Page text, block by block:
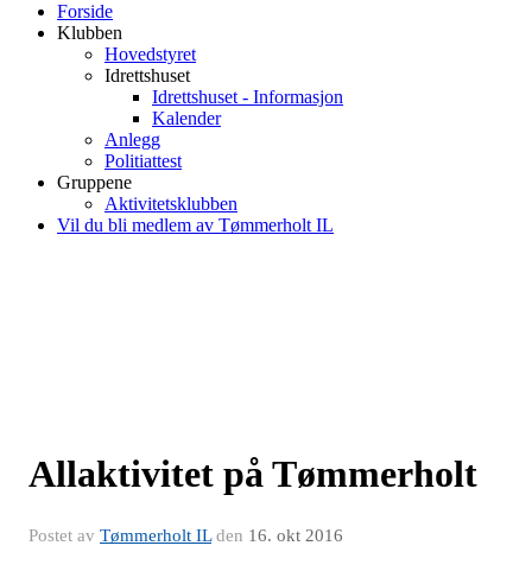
Forside
Klubben
Hovedstyret
Idrettshuset
Idrettshuset - Informasjon
Kalender
Anlegg
Politiattest
Gruppene
Aktivitetsklubben
Vil du bli medlem av Tømmerholt IL
Allaktivitet på Tømmerholt
Postet av Tømmerholt ILden 16. okt 2016